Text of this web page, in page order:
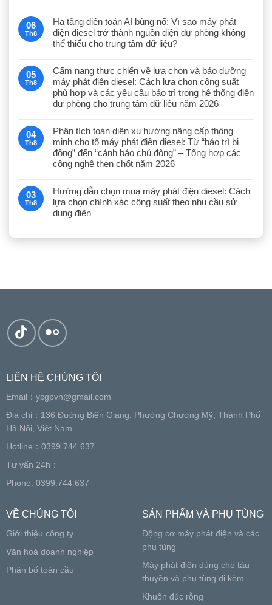
06
Th8
Hạ tầng điện toán AI bùng nổ: Vì sao máy phát
điện diesel trở thành nguồn điện dự phòng không
thể thiếu cho trung tâm dữ liệu?
05
Th8
Cẩm nang thực chiến về lựa chọn và bảo dưỡng
máy phát điện diesel: Cách lựa chọn công suất
phù hợp và các yêu cầu bảo trì trong hệ thống điện
dự phòng cho trung tâm dữ liệu năm 2026
04
Th8
Phân tích toàn diện xu hướng nâng cấp thông
minh cho tổ máy phát điện diesel: Từ “bảo trì bị
động” đến “cảnh báo chủ động” – Tổng hợp các
công nghệ then chốt năm 2026
03
Th8
Hướng dẫn chọn mua máy phát điện diesel: Cách
lựa chọn chính xác công suất theo nhu cầu sử
dụng điện
LIÊN HỆ CHÚNG TÔI
Email： ycgpvn@gmail.com
Địa chỉ：136 Đường Biên Giang, Phường Chương Mỹ, Thành Phố
Hà Nội, Việt Nam
Hotline：0399.744.637
Tư vấn 24h：
Phone: 0399.744.637
VỀ CHÚNG TÔI
Giới thiệu công ty
Văn hoá doanh nghiệp
Phân bố toàn cầu
SẢN PHẨM VÀ PHỤ TÙNG
Động cơ máy phát điện và các
phụ tùng
Máy phát điện dùng cho tàu
thuyền và phụ tùng đi kèm
Khuôn đúc rỗng